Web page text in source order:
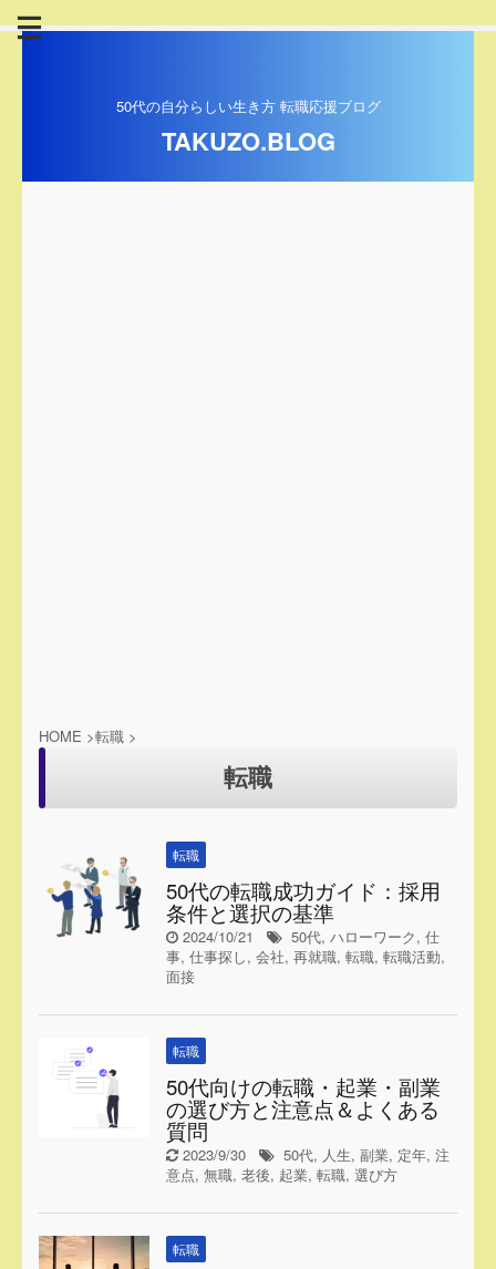
50代の自分らしい生き方 転職応援ブログ
TAKUZO.BLOG
HOME >転職 >
転職
転職
50代の転職成功ガイド：採用
条件と選択の基準
2024/10/21 50代, ハローワーク, 仕
事, 仕事探し, 会社, 再就職, 転職, 転職活動,
面接
転職
50代向けの転職・起業・副業
の選び方と注意点＆よくある
質問
2023/9/30 50代, 人生, 副業, 定年, 注
意点, 無職, 老後, 起業, 転職, 選び方
転職